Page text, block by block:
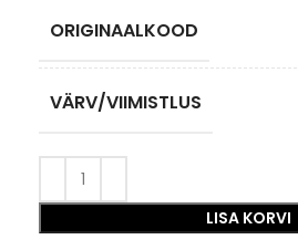
ORIGINAALKOOD
VÄRV/VIIMISTLUS
LISA KORVI